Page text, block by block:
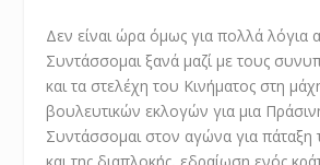
Δεν είναι ώρα όμως για πολλά λόγια
Συντάσσομαι ξανά μαζί με τους
και τα στελέχη του Κινήματος στη
βουλευτικών εκλογών για μια
Συντάσσομαι στον αγώνα για πάταξη